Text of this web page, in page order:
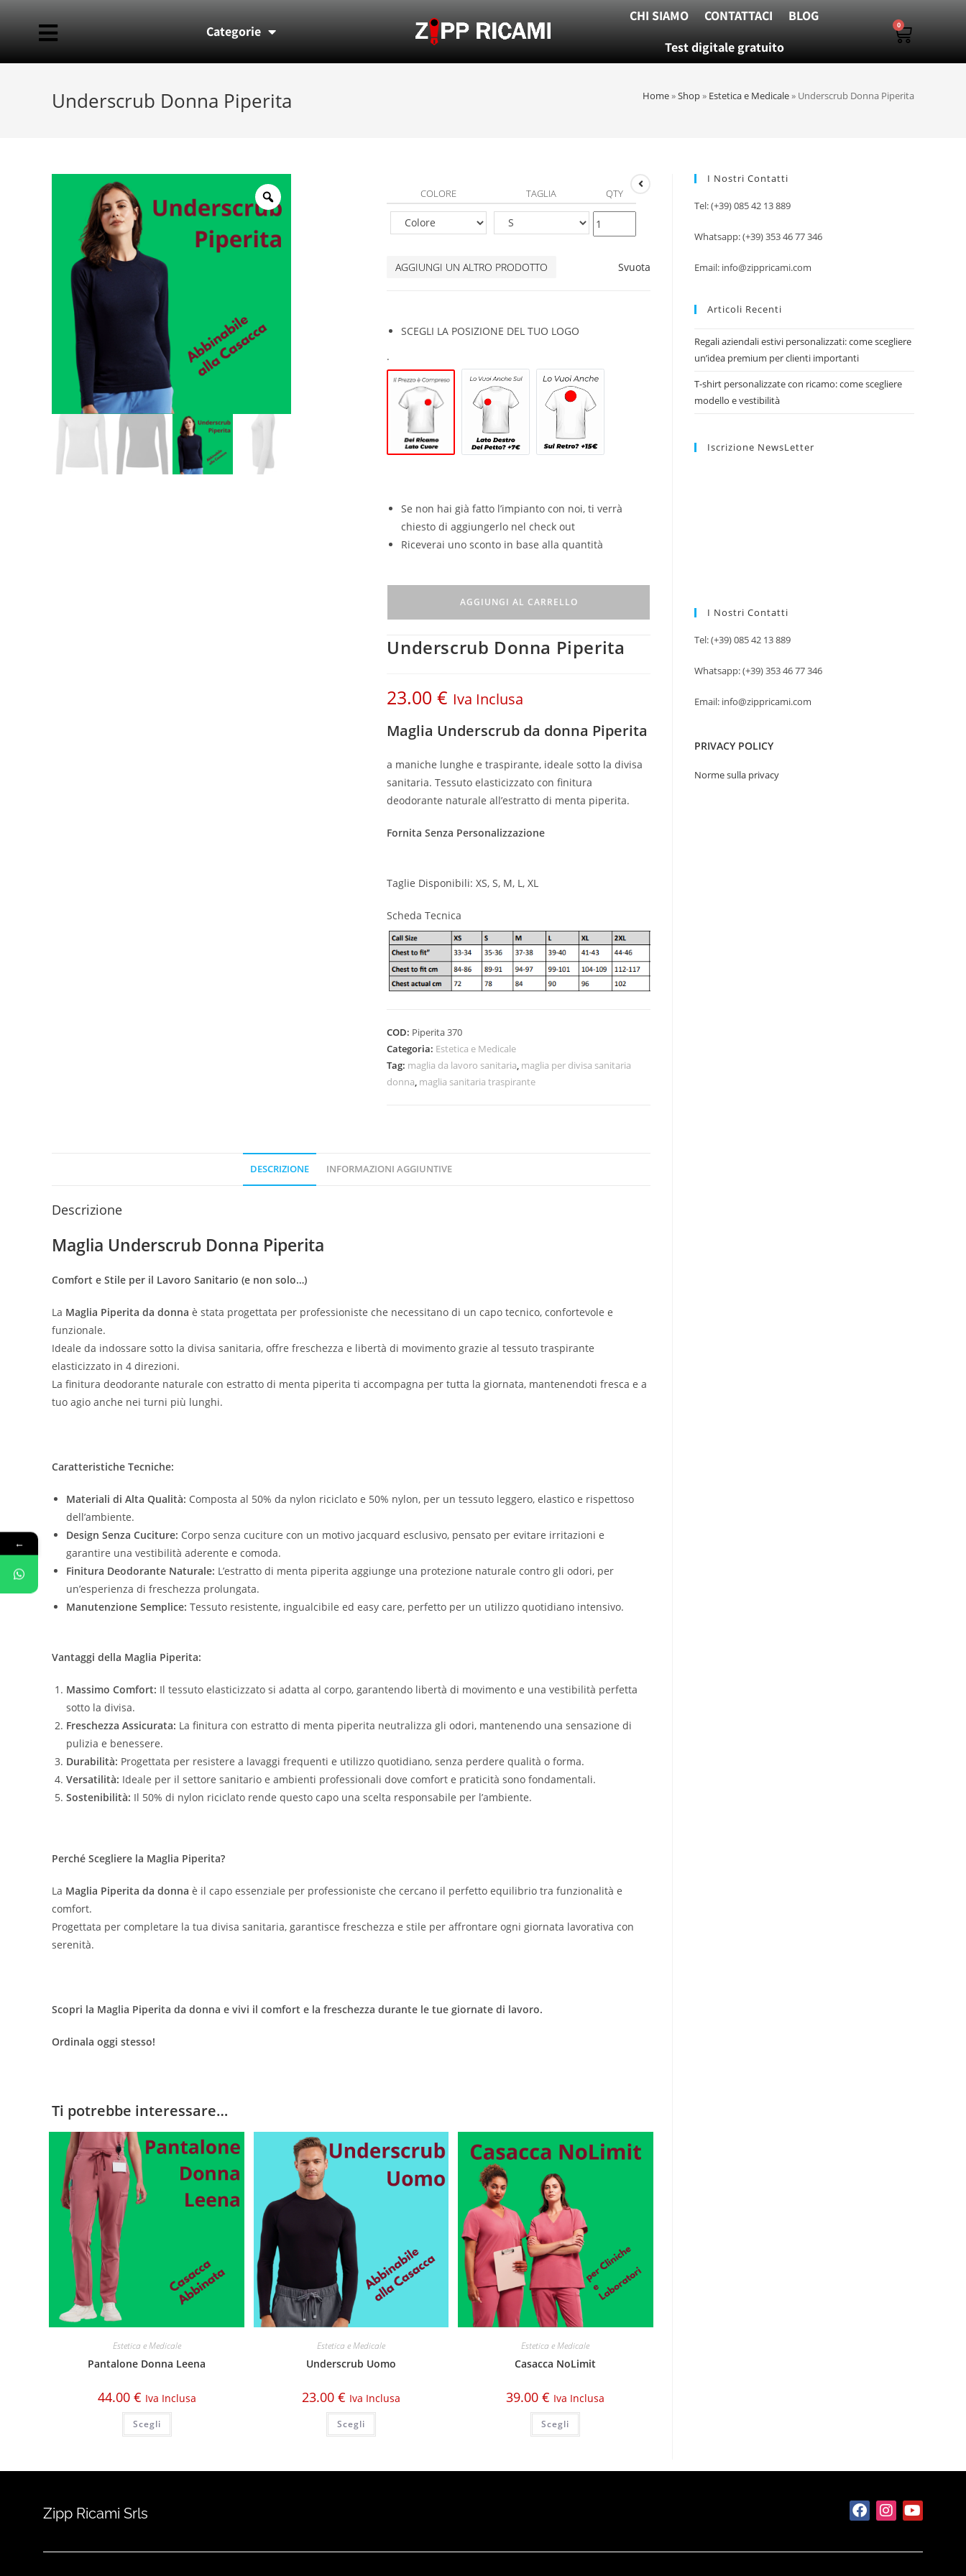
Categorie
CHI SIAMO CONTATTACI
BLOG
Test digitale gratuito
0
Underscrub Donna Piperita Home»Shop» Estetica e Medicale» Underscrub Donna Piperita
COLORE TAGLIA QTY
AGGIUNGI UN ALTRO PRODOTTO Svuota
SCEGLI LA POSIZIONE DEL TUO LOGO
.
Se non hai già fatto l’impianto con noi, ti verrà
chiesto di aggiungerlo nel check out
Riceverai uno sconto in base alla quantità
AGGIUNGI AL CARRELLO
Underscrub Donna Piperita
23.00€ Iva Inclusa
Maglia Underscrub da donna Piperita
a maniche lunghe e traspirante, ideale sotto la divisa
sanitaria. Tessuto elasticizzato con finitura
deodorante naturale all’estratto di menta piperita.
Fornita Senza Personalizzazione
Taglie Disponibili: XS, S, M, L, XL
Scheda Tecnica
COD: Piperita 370
Categoria: Estetica e Medicale
Tag: maglia da lavoro sanitaria, maglia per divisa sanitaria
donna, maglia sanitaria traspirante
DESCRIZIONE INFORMAZIONI AGGIUNTIVE
Descrizione
Maglia Underscrub Donna Piperita
Comfort e Stile per il Lavoro Sanitario (e non solo…)
La Maglia Piperita da donna è stata progettata per professioniste che necessitano di un capo tecnico, confortevole e
funzionale.
Ideale da indossare sotto la divisa sanitaria, offre freschezza e libertà di movimento grazie al tessuto traspirante
elasticizzato in 4 direzioni.
La finitura deodorante naturale con estratto di menta piperita ti accompagna per tutta la giornata, mantenendoti fresca e a
tuo agio anche nei turni più lunghi.
Caratteristiche Tecniche:
Materiali di Alta Qualità: Composta al 50% da nylon riciclato e 50% nylon, per un tessuto leggero, elastico e rispettoso
dell’ambiente.
Design Senza Cuciture: Corpo senza cuciture con un motivo jacquard esclusivo, pensato per evitare irritazioni e
garantire una vestibilità aderente e comoda.
Finitura Deodorante Naturale: L’estratto di menta piperita aggiunge una protezione naturale contro gli odori, per
un’esperienza di freschezza prolungata.
Manutenzione Semplice: Tessuto resistente, ingualcibile ed easy care, perfetto per un utilizzo quotidiano intensivo.
Vantaggi della Maglia Piperita:
Massimo Comfort: Il tessuto elasticizzato si adatta al corpo, garantendo libertà di movimento e una vestibilità perfetta
sotto la divisa.
Freschezza Assicurata: La finitura con estratto di menta piperita neutralizza gli odori, mantenendo una sensazione di
pulizia e benessere.
Durabilità: Progettata per resistere a lavaggi frequenti e utilizzo quotidiano, senza perdere qualità o forma.
Versatilità: Ideale per il settore sanitario e ambienti professionali dove comfort e praticità sono fondamentali.
Sostenibilità: Il 50% di nylon riciclato rende questo capo una scelta responsabile per l’ambiente.
Perché Scegliere la Maglia Piperita?
La Maglia Piperita da donna è il capo essenziale per professioniste che cercano il perfetto equilibrio tra funzionalità e
comfort.
Progettata per completare la tua divisa sanitaria, garantisce freschezza e stile per affrontare ogni giornata lavorativa con
serenità.
Scopri la Maglia Piperita da donna e vivi il comfort e la freschezza durante le tue giornate di lavoro.
Ordinala oggi stesso!
Ti potrebbe interessare…
Estetica e Medicale
Pantalone Donna Leena
44.00 € Iva Inclusa
Scegli
Estetica e Medicale
Underscrub Uomo
23.00 € Iva Inclusa
Scegli
Estetica e Medicale
Casacca NoLimit
39.00€ Iva Inclusa
Scegli
I Nostri Contatti
Tel: (+39) 085 42 13 889
Whatsapp: (+39) 353 46 77 346
Email: info@zippricami.com
Articoli Recenti
Regali aziendali estivi personalizzati: come scegliere
un’idea premium per clienti importanti
T-shirt personalizzate con ricamo: come scegliere
modello e vestibilità
Iscrizione NewsLetter
I Nostri Contatti
Tel: (+39) 085 42 13 889
Whatsapp: (+39) 353 46 77 346
Email: info@zippricami.com
PRIVACY POLICY
Norme sulla privacy
Zipp Ricami Srls
←